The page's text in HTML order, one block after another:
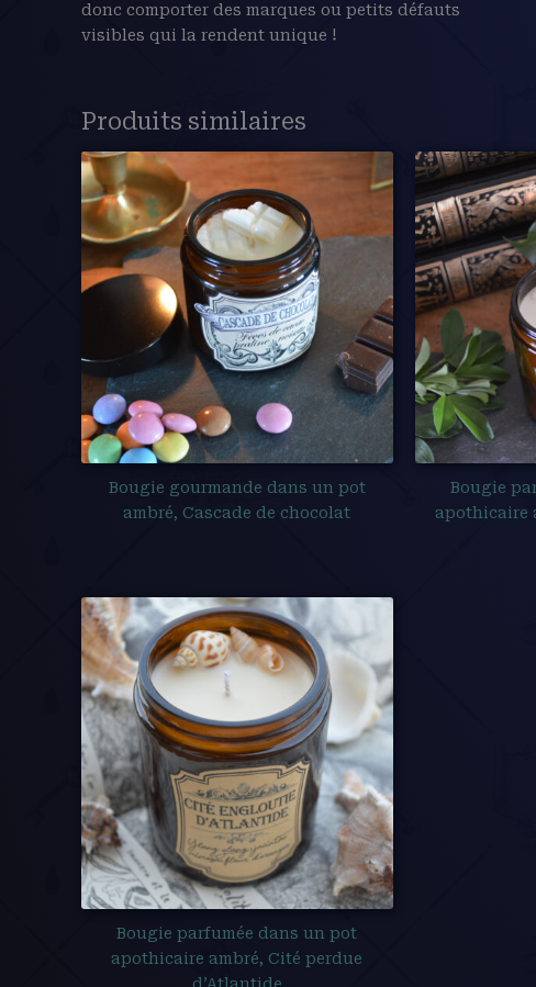
donc comporter des marques ou petits défauts
visibles qui la rendent unique !
Produits similaires
Bougie gourmande dans un pot
ambré, Cascade de chocolat
Bougie
apothicaire
Bougie parfumée dans un pot
apothicaire ambré, Cité perdue